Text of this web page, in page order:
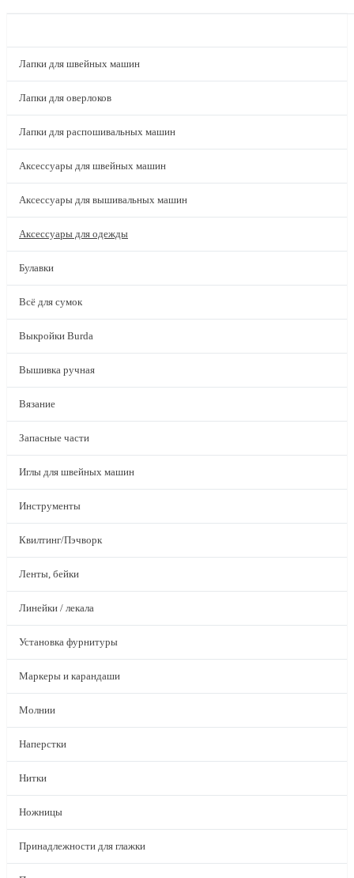
Лапки для швейных машин
Лапки для оверлоков
Лапки для распошивальных машин
Аксессуары для швейных машин
Аксессуары для вышивальных машин
Аксессуары для одежды
Булавки
Всё для сумок
Выкройки Burda
Вышивка ручная
Вязание
Запасные части
Иглы для швейных машин
Инструменты
Квилтинг/Пэчворк
Ленты, бейки
Линейки / лекала
Установка фурнитуры
Маркеры и карандаши
Молнии
Наперстки
Нитки
Ножницы
Принадлежности для глажки